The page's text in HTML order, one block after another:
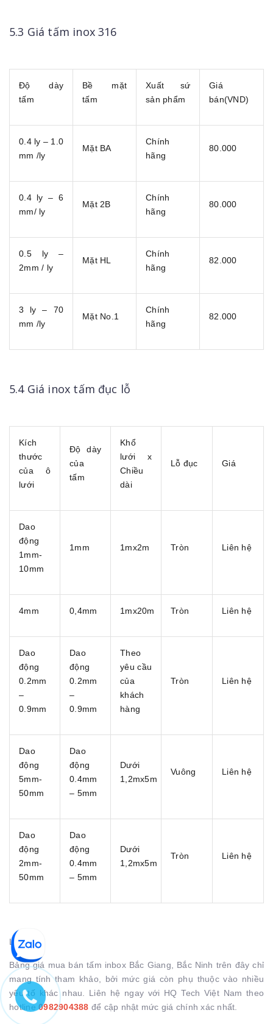
5.3 Giá tấm inox 316
Độ dày
tấm
Bề mặt
tấm
Xuất sứ
sản phẩm
Giá
bán(VND)
0.4 ly – 1.0
mm /ly
Mặt BA
Chính
hãng
80.000
0.4 ly – 6
mm/ ly
Mặt 2B
Chính
hãng
80.000
0.5 ly –
2mm / ly
Mặt HL
Chính
hãng
82.000
3 ly – 70
mm /ly
Mặt No.1
Chính
hãng
82.000
5.4 Giá inox tấm đục lỗ
Kích
thước
của ô
lưới
Độ dày
của
tấm
Khổ
lưới x
Chiều
dài
Lỗ đục Giá
Dao
động
1mm-
10mm
1mm 1mx2m Tròn Liên hệ
4mm 0,4mm 1mx20m Tròn Liên hệ
Dao
động
0.2mm
–
0.9mm
Dao
động
0.2mm
–
0.9mm
Theo
yêu cầu
của
khách
hàng
Tròn Liên hệ
Dao
động
5mm-
50mm
Dao
động
0.4mm
– 5mm
Dưới
1,2mx5m
Vuông Liên hệ
Dao
động
2mm-
50mm
Dao
động
0.4mm
– 5mm
Dưới
1,2mx5m
Tròn Liên hệ
Lưu ý:
Bảng giá mua bán tấm inbox Bắc Giang, Bắc Ninh trên đây chỉ
mang tính tham khảo, bởi mức giá còn phụ thuộc vào nhiều
yếu tố khác nhau. Liên hệ ngay với HQ Tech Việt Nam theo
hotline 0982904388 để cập nhật mức giá chính xác nhất.